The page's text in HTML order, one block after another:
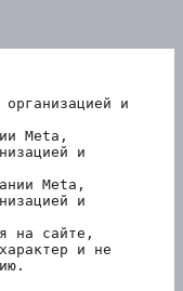
и
Meta,
и
Meta,
и
на сайте,
и не